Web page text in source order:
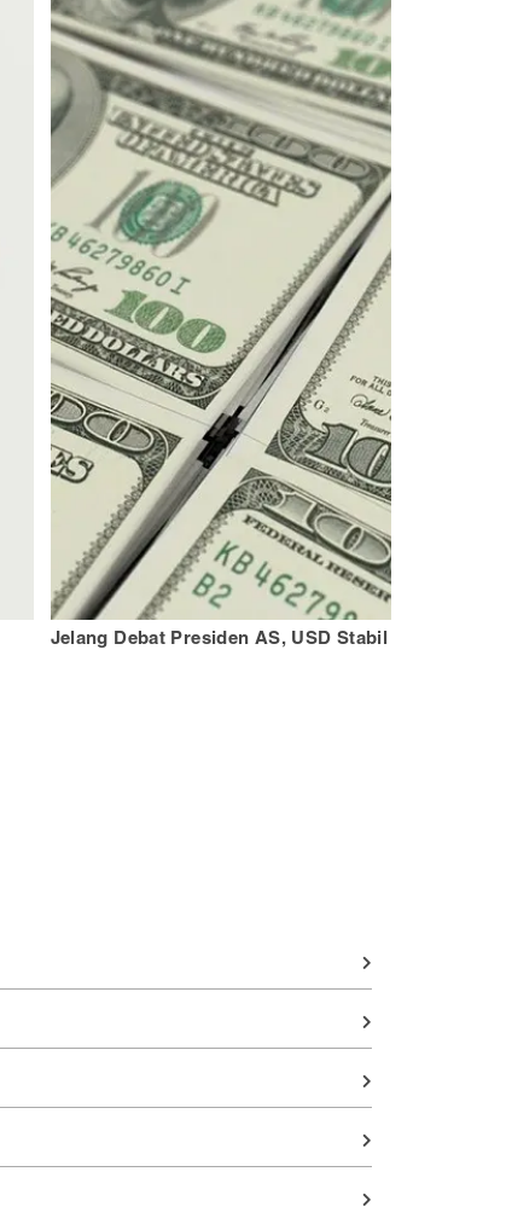
Jelang Debat Presiden AS, USD Stabil